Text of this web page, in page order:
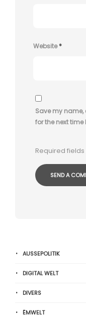
Website*
Save my name,
for the next
Required
AUSSEPOLITIK
DIGITAL WELT
DIVERS
ËMWELT